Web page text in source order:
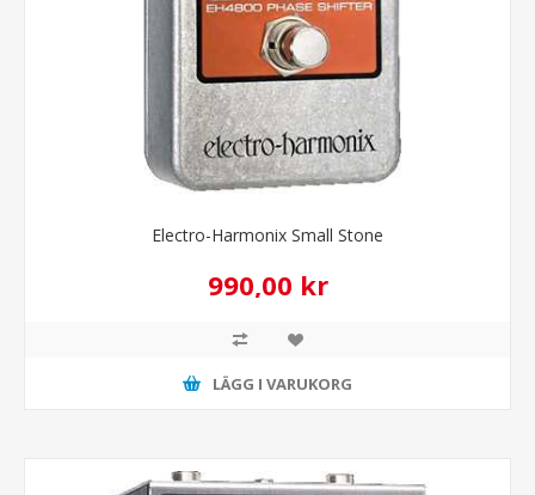
Electro-Harmonix Small Stone
990,00 kr
LÄGG I VARUKORG